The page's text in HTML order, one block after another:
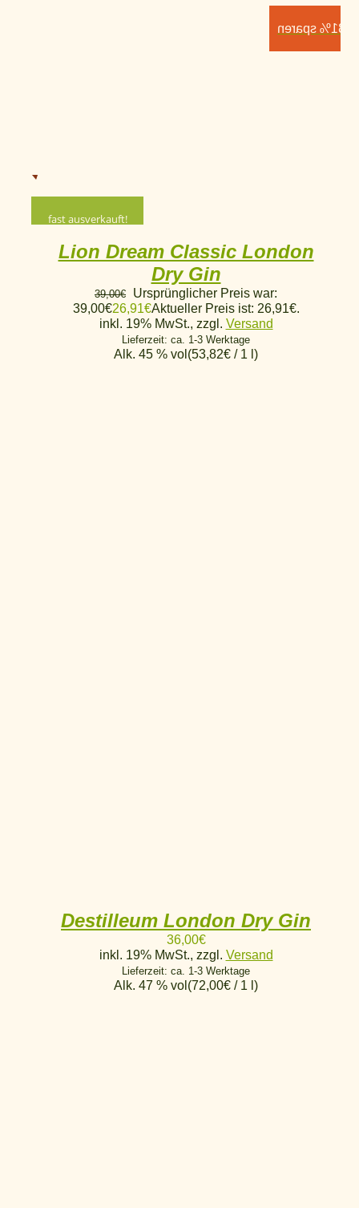
31% sparen
fast ausverkauft!
Lion Dream Classic London
Dry Gin
39,00€
Ursprünglicher Preis war:
39,00€26,91€Aktueller Preis ist: 26,91€.
inkl. 19% MwSt., zzgl. Versand
Lieferzeit: ca. 1-3 Werktage
Alk. 45 % vol (53,82€ / 1 l)
Destilleum London Dry Gin
36,00€
inkl. 19% MwSt., zzgl. Versand
Lieferzeit: ca. 1-3 Werktage
Alk. 47 % vol (72,00€ / 1 l)